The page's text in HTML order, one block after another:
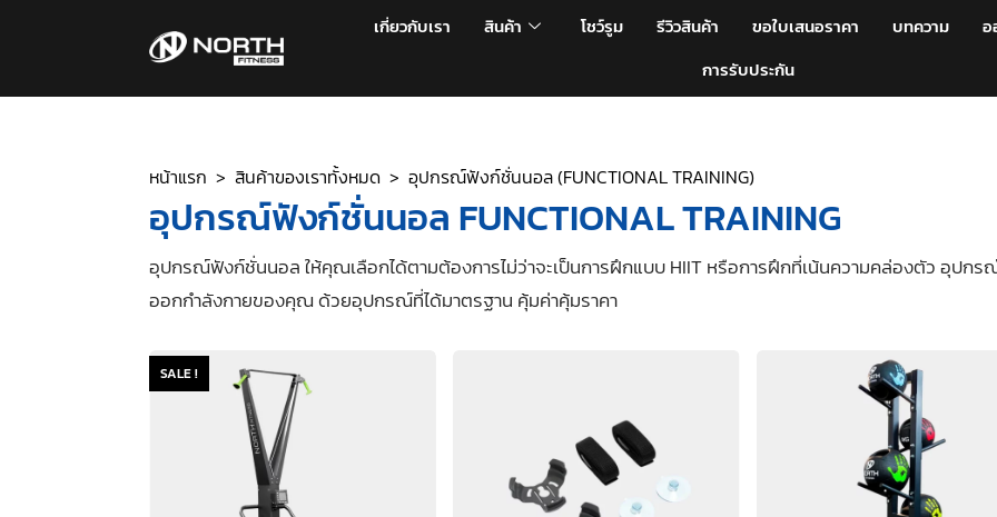
เกี่ยวกับเรา สินค้า โชว์รูม รีวิวสินค้า ขอใบเสนอราคา บทความ
อ
การรับประกัน
หน้าแรก >สินค้าของเราทั้งหมด > อุปกรณ์ฟังก์ชั่นนอล (FUNCTIONAL TRAINING)
อุปกรณ์ฟังก์ชั่นนอล FUNCTIONAL TRAINING
อุปกรณ์ฟังก์ชั่นนอล ให้คุณเลือกได้ตามต้องการไม่ว่าจะเป็นการฝึกแบบ HIIT หรือการฝึกที่เน้นความคล่องตัว อุปกร
ออกกำลังกายของคุณ ด้วยอุปกรณ์ที่ได้มาตรฐาน คุ้มค่าคุ้มราคา
SALE !